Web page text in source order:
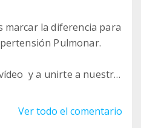
marcar la diferencia para
Pulmonar.
y a unirte a nuestro
al mes.
apoyo directo para
Ver todo el comentario